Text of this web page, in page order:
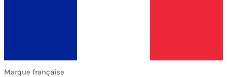
Marque française